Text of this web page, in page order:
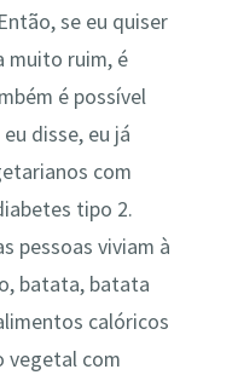
se eu quiser
muito ruim, é
é possível
disse, eu já
com
tipo 2.
pessoas viviam à
batata, batata
calóricos
vegetal com